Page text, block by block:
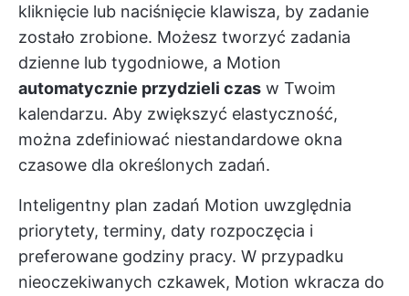
kliknięcie lub naciśnięcie klawisza, by zadanie
zostało zrobione. Możesz tworzyć zadania
dzienne lub tygodniowe, a Motion
automatycznie przydzieli czas w Twoim
kalendarzu. Aby zwiększyć elastyczność,
można zdefiniować niestandardowe okna
czasowe dla określonych zadań.
Inteligentny plan zadań Motion uwzględnia
priorytety, terminy, daty rozpoczęcia i
preferowane godziny pracy. W przypadku
nieoczekiwanych czkawek, Motion wkracza do